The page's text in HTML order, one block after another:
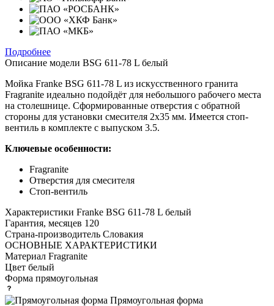
Подробнее
Описание модели BSG 611-78 L белый
Мойка Franke BSG 611-78 L из искусственного гранита
Fragranite идеально подойдёт для небольшого рабочего места
на столешнице. Сформированные отверстия с обратной
стороны для установки смесителя 2x35 мм. Имеется стоп-
вентиль в комплекте с выпуском 3.5.
Ключевые особенности:
Fragranite
Отверстия для смесителя
Стоп-вентиль
Характеристики Franke BSG 611-78 L белый
Гарантия, месяцев 120
Страна-производитель Словакия
ОСНОВНЫЕ ХАРАКТЕРИСТИКИ
Материал Fragranite
Цвет белый
Форма прямоугольная
Прямоугольная форма